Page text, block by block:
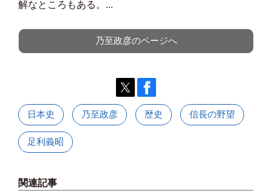
解なところもある。...
乃至政彦のページへ
日本史 乃至政彦 歴史 信長の野望
足利義昭
関連記事